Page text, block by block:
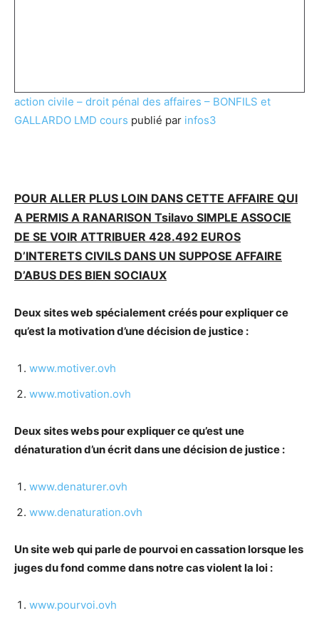
action civile – droit pénal des affaires – BONFILS et
GALLARDO LMD cours publié par infos3
POUR ALLER PLUS LOIN DANS CETTE AFFAIRE QUI
A PERMIS A RANARISON Tsilavo SIMPLE ASSOCIE
DE SE VOIR ATTRIBUER 428.492 EUROS
D’INTERETS CIVILS DANS UN SUPPOSE AFFAIRE
D’ABUS DES BIEN SOCIAUX
Deux sites web spécialement créés pour expliquer ce
qu’est la motivation d’une décision de justice :
www.motiver.ovh
www.motivation.ovh
Deux sites webs pour expliquer ce qu’est une
dénaturation d’un écrit dans une décision de justice :
www.denaturer.ovh
www.denaturation.ovh
Un site web qui parle de pourvoi en cassation lorsque les
juges du fond comme dans notre cas violent la loi :
www.pourvoi.ovh